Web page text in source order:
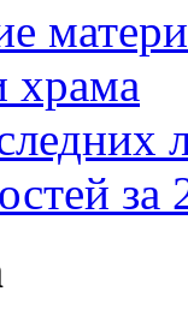
храма
за